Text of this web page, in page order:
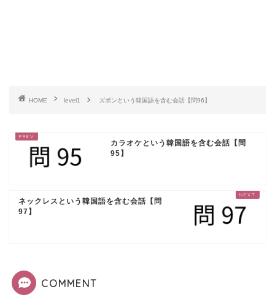
HOME level1 ズボンという韓国語を含む会話【問96】
カラオケという韓国語を含む会話【問
95】
ネックレスという韓国語を含む会話【問
97】
COMMENT